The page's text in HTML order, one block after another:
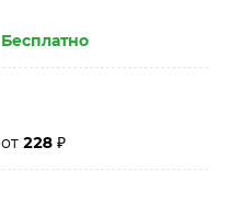
Бесплатно
от 228 ₽